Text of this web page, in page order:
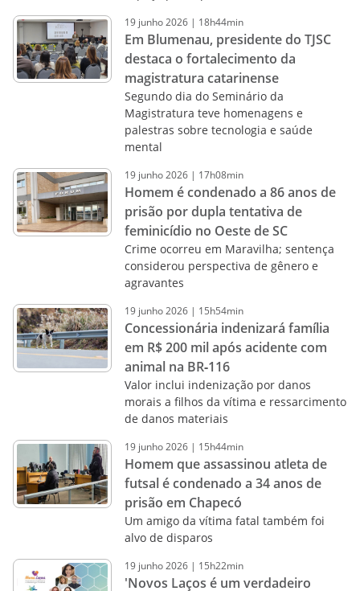
19 junho2026 | 18h44min
Em Blumenau, presidente do TJSC
destaca o fortalecimento da
magistratura catarinense
Segundo dia do Seminário da
Magistratura teve homenagens e
palestras sobre tecnologia e saúde
mental
19 junho2026 | 17h08min
Homem é condenado a 86 anos de
prisão por dupla tentativa de
feminicídio no Oeste de SC
Crime ocorreu em Maravilha; sentença
considerou perspectiva de gênero e
agravantes
19 junho2026 | 15h54min
Concessionária indenizará família
em R$ 200 mil após acidente com
animal na BR‑116
Valor inclui indenização por danos
morais a filhos da vítima e ressarcimento
de danos materiais
19 junho2026 | 15h44min
Homem que assassinou atleta de
futsal é condenado a 34 anos de
prisão em Chapecó
Um amigo da vítima fatal também foi
alvo de disparos
19 junho2026 | 15h22min
'Novos Laços é um verdadeiro